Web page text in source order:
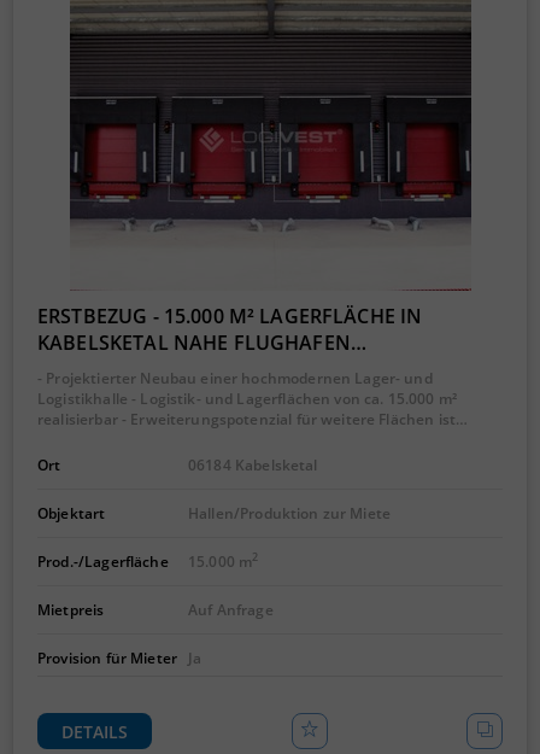
ERSTBEZUG - 15.000 M² LAGERFLÄCHE IN
KABELSKETAL NAHE FLUGHAFEN…
- Projektierter Neubau einer hochmodernen Lager- und
Logistikhalle - Logistik- und Lagerflächen von ca. 15.000 m²
realisierbar - Erweiterungspotenzial für weitere Flächen ist…
Ort 06184 Kabelsketal
Objektart Hallen/Produktion zur Miete
Prod.-/Lagerfläche 15.000 m2
Mietpreis Auf Anfrage
Provision für Mieter Ja
DETAILS